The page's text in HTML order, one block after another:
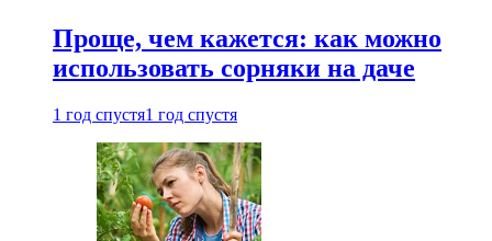
Проще, чем кажется: как можно
использовать сорняки на даче
1 год спустя1 год спустя